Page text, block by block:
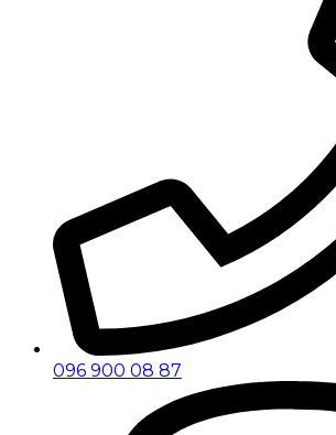
096 900 08 87